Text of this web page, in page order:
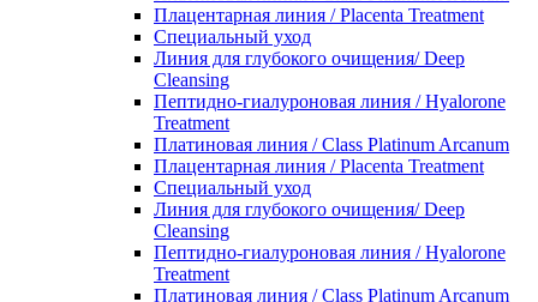
Плацентарная линия / Placenta Treatment
Специальный уход
Линия для глубокого очищения/ Deep
Cleansing
Пептидно-гиалуроновая линия / Hyalorone
Treatment
Платиновая линия / Class Platinum Arcanum
Плацентарная линия / Placenta Treatment
Специальный уход
Линия для глубокого очищения/ Deep
Cleansing
Пептидно-гиалуроновая линия / Hyalorone
Treatment
Платиновая линия / Class Platinum Arcanum